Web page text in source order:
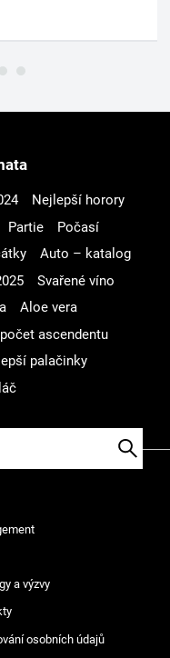
Nejlepší horory
Partie
Počasí
Auto – katalog
Svařené víno
Aloe vera
ascendentu
palačinky
a výzvy
osobních údajů